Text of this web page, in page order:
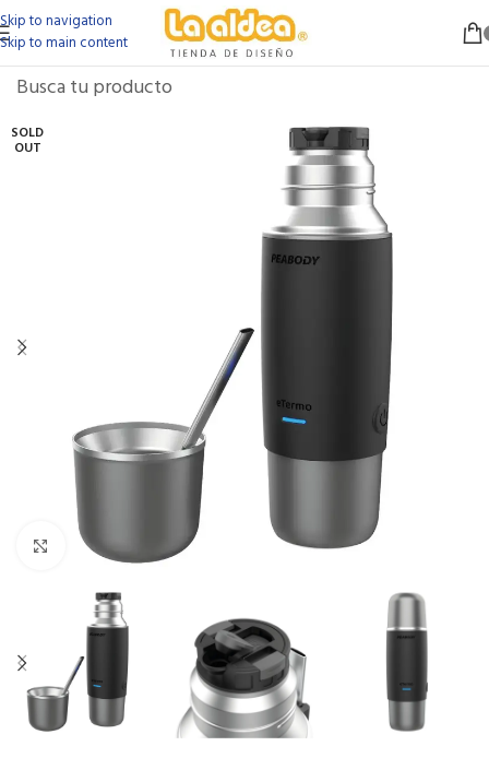
Skip to navigation
Skip to main content
SOLD
OUT
Click to enlarge